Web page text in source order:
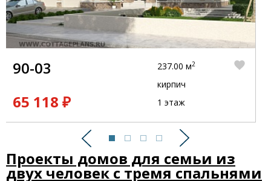
Предыдущий Следующий
90-03
65 118 ₽
237.00 м2
кирпич
1 этаж
Проекты домов для семьи из
двух человек с тремя спальнями